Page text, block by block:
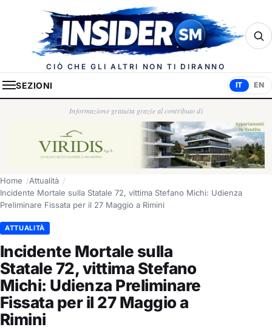
Insider.sm
CIÒ CHE GLI ALTRI NON TI DIRANNO
SEZIONI IT EN
Informazione gratuita grazie al contributo di
Home
Attualità
Incidente Mortale sulla Statale 72, vittima Stefano Michi: Udienza
Preliminare Fissata per il 27 Maggio a Rimini
ATTUALITÀ
Incidente Mortale sulla
Statale 72, vittima Stefano
Michi: Udienza Preliminare
Fissata per il 27 Maggio a
Rimini